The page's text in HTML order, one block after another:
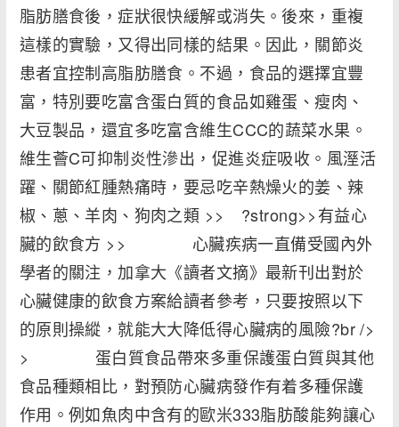
脂肪膳食後，症狀很快緩解或消失。後來，重複
這樣的實驗，又得出同樣的結果。因此，關節炎
患者宜控制高脂肪膳食。不過，食品的選擇宜豐
富，特別要吃富含蛋白質的食品如雞蛋、瘦肉、
大豆製品，還宜多吃富含維生CCC的蔬菜水果。
維生薈C可抑制炎性滲出，促進炎症吸收。風溼活
躍、關節紅腫熱痛時，要忌吃辛熱燥火的姜、辣
椒、蔥、羊肉、狗肉之類 >> ?strong>>有益心
臟的飲食方 >> 心臟疾病一直備受國內外
學者的關注，加拿大《讀者文摘》最新刊出對於
心臟健康的飲食方案給讀者參考，只要按照以下
的原則操縱，就能大大降低得心臟病的風險?br />
> 蛋白質食品帶來多重保護蛋白質與其他
食品種類相比，對預防心臟病發作有着多種保護
作用。例如魚肉中含有的歐米333脂肪酸能夠讓心